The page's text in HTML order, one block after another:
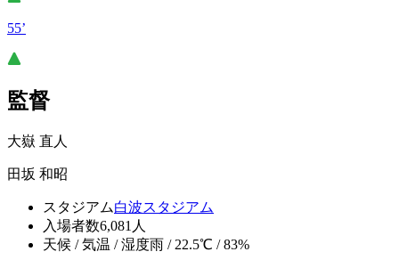
55’
監督
大嶽 直人
田坂 和昭
スタジアム白波スタジアム
入場者数6,081人
天候 / 気温 / 湿度雨 / 22.5℃ / 83%